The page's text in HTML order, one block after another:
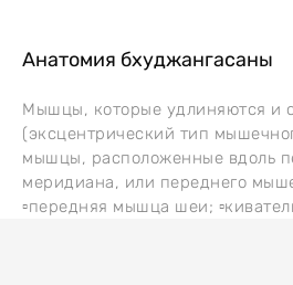
Анатомия бхуджангасаны
Мышцы, которые удлиняются и
(эксцентрический тип
мышцы, расположенные вдоль
меридиана, или переднего
▫️передняя мышца шеи;